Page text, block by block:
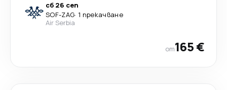
сб 26 сеп
SOF-ZAG· 1 прекачване
Air Serbia
от165 €